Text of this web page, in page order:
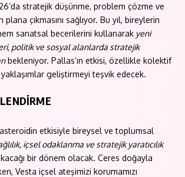
stratejik düşünme, problem çözme ve
plana çıkmasını sağlıyor. Bu yıl, bireylerin
sanatsal becerilerini kullanarak yeni
politik ve sosyal alanlarda stratejik
bekleniyor. Pallas’ın etkisi, özellikle kolektif
yaklaşımlar geliştirmeyi teşvik edecek.
asteroidin etkisiyle bireysel ve toplumsal
içsel odaklanma ve stratejik yaratıcılık
bir dönem olacak. Ceres doğayla
Vesta içsel ateşimizi korumamızı